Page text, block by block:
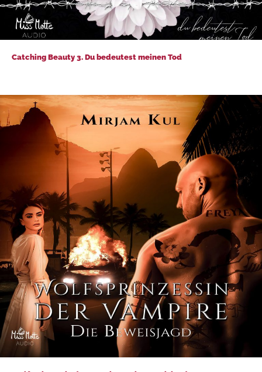
Catching Beauty 3. Du bedeutest meinen Tod
Catching Beauty 3. Du bedeutest meinen Tod